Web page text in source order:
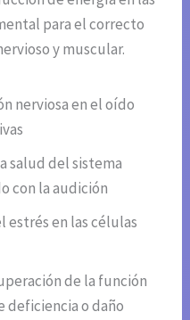
para el correcto
y muscular.
nerviosa en el oído
salud del sistema
con la audición
estrés en las células
de la función
deficiencia o daño